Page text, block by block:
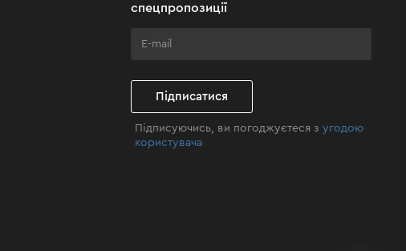
спецпропозиції
Підписатися
Підписуючись, ви погоджуєтеся з угодою
користувача